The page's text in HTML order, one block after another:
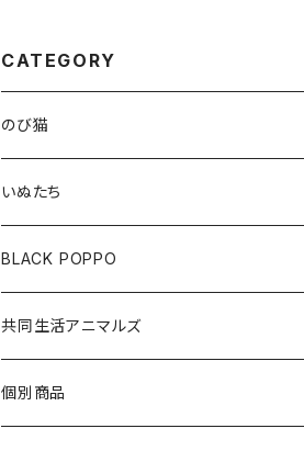
CATEGORY
のび猫
布製コースター
ハチワレ
みけねこ
アクリルクリップスタンド
アクリルクリップ
アクリルボールチェーン
いぬたち
布製コースター
アクリルボールチェーン
ポストカード
BLACK POPPO
ポストカード
A5クリアファイル
共同生活アニマルズ
クッションキーホルダー
個別商品